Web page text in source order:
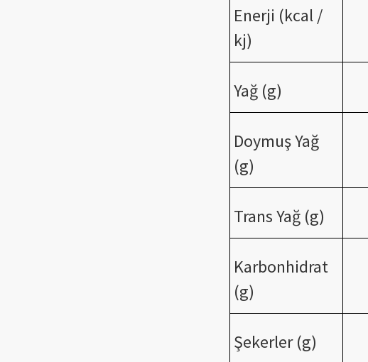
Enerji (kcal /
kj)
Yağ (g)
Doymuş Yağ
(g)
Trans Yağ (g)
Karbonhidrat
(g)
Şekerler (g)